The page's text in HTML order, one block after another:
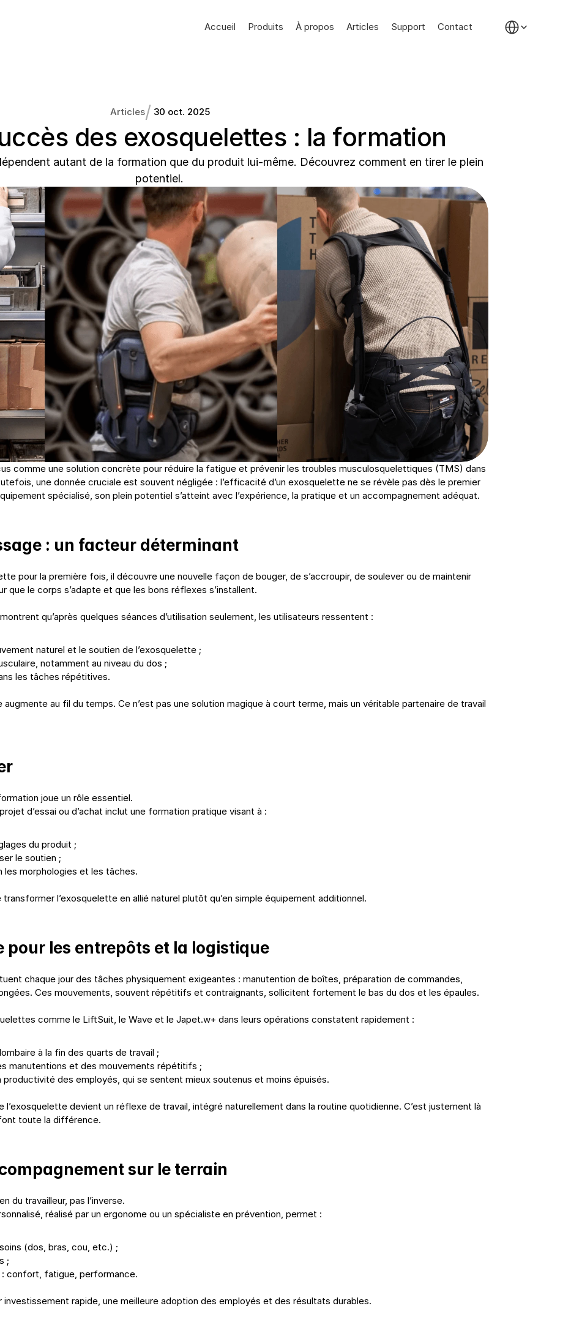
Accueil Produits À propos Articles Support Contact
Articles/ 30 oct. 2025
des exosquelettes : la formation
autant de la formation que du produit lui-même. Découvrez comment en tirer le plein
potentiel.
comme une solution concrète pour réduire la fatigue et prévenir les troubles musculosquelettiques (TMS) dans
une donnée cruciale est souvent négligée : l’efficacité d’un exosquelette ne se révèle pas dès le premier
spécialisé, son plein potentiel s’atteint avec l’expérience, la pratique et un accompagnement adéquat.
: un facteur déterminant
pour la première fois, il découvre une nouvelle façon de bouger, de s’accroupir, de soulever ou de maintenir
que le corps s’adapte et que les bons réflexes s’installent.
qu’après quelques séances d’utilisation seulement, les utilisateurs ressentent :
naturel et le soutien de l’exosquelette ;
notamment au niveau du dos ;
les tâches répétitives.
au fil du temps. Ce n’est pas une solution magique à court terme, mais un véritable partenaire de travail
joue un rôle essentiel.
d’essai ou d’achat inclut une formation pratique visant à :
du produit ;
le soutien ;
les morphologies et les tâches.
l’exosquelette en allié naturel plutôt qu’en simple équipement additionnel.
pour les entrepôts et la logistique
chaque jour des tâches physiquement exigeantes : manutention de boîtes, préparation de commandes,
Ces mouvements, souvent répétitifs et contraignants, sollicitent fortement le bas du dos et les épaules.
comme le LiftSuit, le Wave et le Japet.w+ dans leurs opérations constatent rapidement :
à la fin des quarts de travail ;
manutentions et des mouvements répétitifs ;
des employés, qui se sentent mieux soutenus et moins épuisés.
l’exosquelette devient un réflexe de travail, intégré naturellement dans la routine quotidienne. C’est justement là
toute la différence.
sur le terrain
du travailleur, pas l’inverse.
réalisé par un ergonome ou un spécialiste en prévention, permet :
(dos, bras, cou, etc.) ;
;
: confort, fatigue, performance.
rapide, une meilleure adoption des employés et des résultats durables.